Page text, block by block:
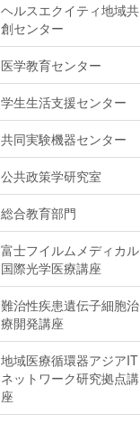
ヘルスエクイティ地域共
創センター
医学教育センター
学生生活支援センター
共同実験機器センター
公共政策学研究室
総合教育部門
富士フイルムメディカル
国際光学医療講座
難治性疾患遺伝子細胞治
療開発講座
地域医療循環器アジアIT
ネットワーク研究拠点講
座